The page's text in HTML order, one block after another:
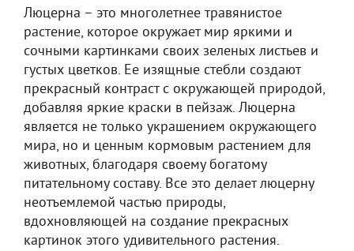
Люцерна – это многолетнее травянистое
растение, которое окружает мир яркими и
сочными картинками своих зеленых листьев и
густых цветков. Ее изящные стебли создают
прекрасный контраст с окружающей природой,
добавляя яркие краски в пейзаж. Люцерна
является не только украшением окружающего
мира, но и ценным кормовым растением для
животных, благодаря своему богатому
питательному составу. Все это делает люцерну
неотъемлемой частью природы,
вдохновляющей на создание прекрасных
картинок этого удивительного растения.